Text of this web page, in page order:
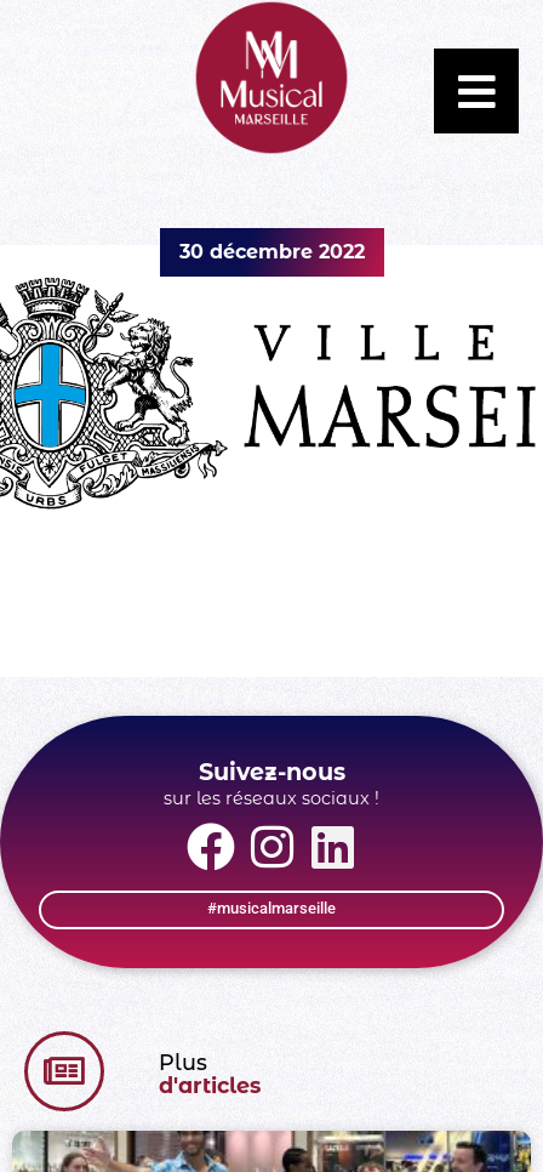
30 décembre 2022
Suivez-nous
sur les réseaux sociaux !
#musicalmarseille
Plus
d'articles